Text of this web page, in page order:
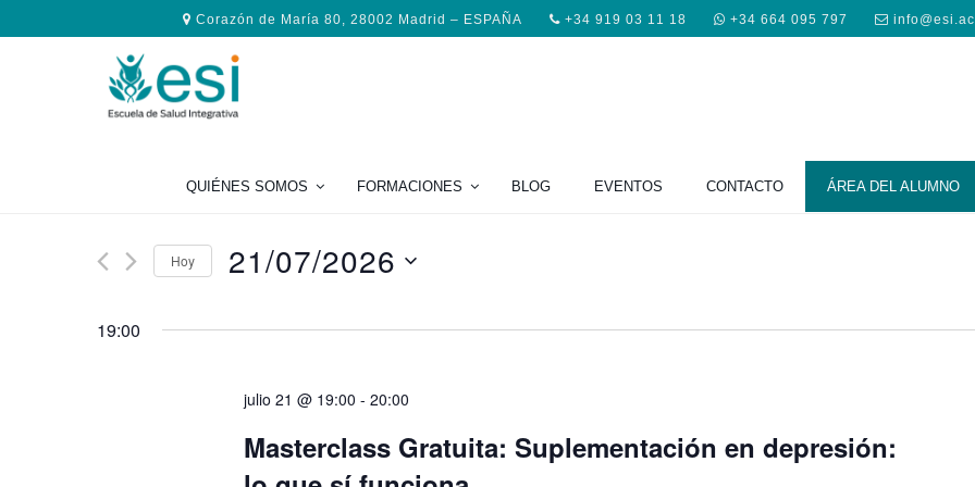
Corazón de María 80, 28002 Madrid – ESPAÑA +34 919 03 11 18 +34 664 095 797
QUIÉNES SOMOS FORMACIONES BLOG EVENTOS CONTACTO ÁREA DEL ALUMNO
Hoy 21/07/2026
fecha.
19:00
julio 21 @ 19:00 - 20:00
Masterclass Gratuita: Suplementación en depresión: